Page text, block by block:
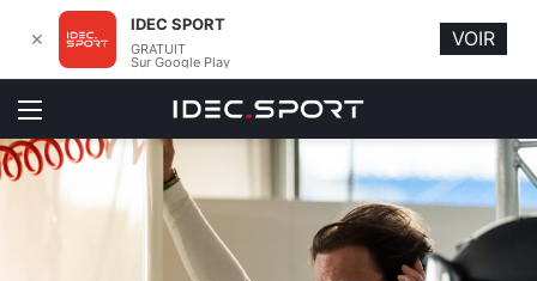
Menu
✕
IDEC SPORT
GRATUIT
Sur Google Play
VOIR